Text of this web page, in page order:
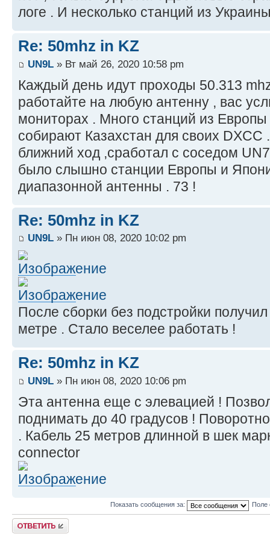
логе . И несколько станций из
Re: 50mhz in KZ
UN9L » Вт май 26, 2020 10:58 pm
Каждый день идут проходы 50.313
работайте на любую антенну , вас
мониторах . Много станций из
собирают Казахстан для своих
ближний ход ,сработал с соседом
было слышно станции Европы и
диапазонной антенны . 73 !
Re: 50mhz in KZ
UN9L » Пн июн 08, 2020 10:02 pm
После сборки без подстройки
метре . Стало веселее работать !
Re: 50mhz in KZ
UN9L » Пн июн 08, 2020 10:06 pm
Эта антенна еще с элевацией !
поднимать до 40 градусов !
. Кабель 25 метров длинной в шек
connector
Показать сообщения за: Поле
Ответить